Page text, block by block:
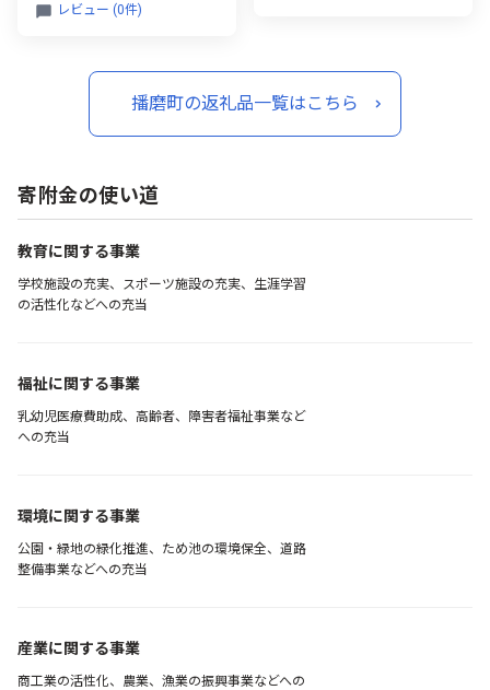
レビュー (0件)
播磨町の返礼品一覧はこちら
寄附金の使い道
教育に関する事業
学校施設の充実、スポーツ施設の充実、生涯学習
の活性化などへの充当
福祉に関する事業
乳幼児医療費助成、高齢者、障害者福祉事業など
への充当
環境に関する事業
公園・緑地の緑化推進、ため池の環境保全、道路
整備事業などへの充当
産業に関する事業
商工業の活性化、農業、漁業の振興事業などへの